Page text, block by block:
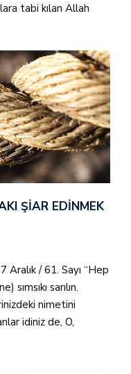
tabi kılan Allah
ŞIAR EDINMEK
/ 61. Sayı “Hep
sımsıkı sarılın.
nimetini
idiniz de, O,